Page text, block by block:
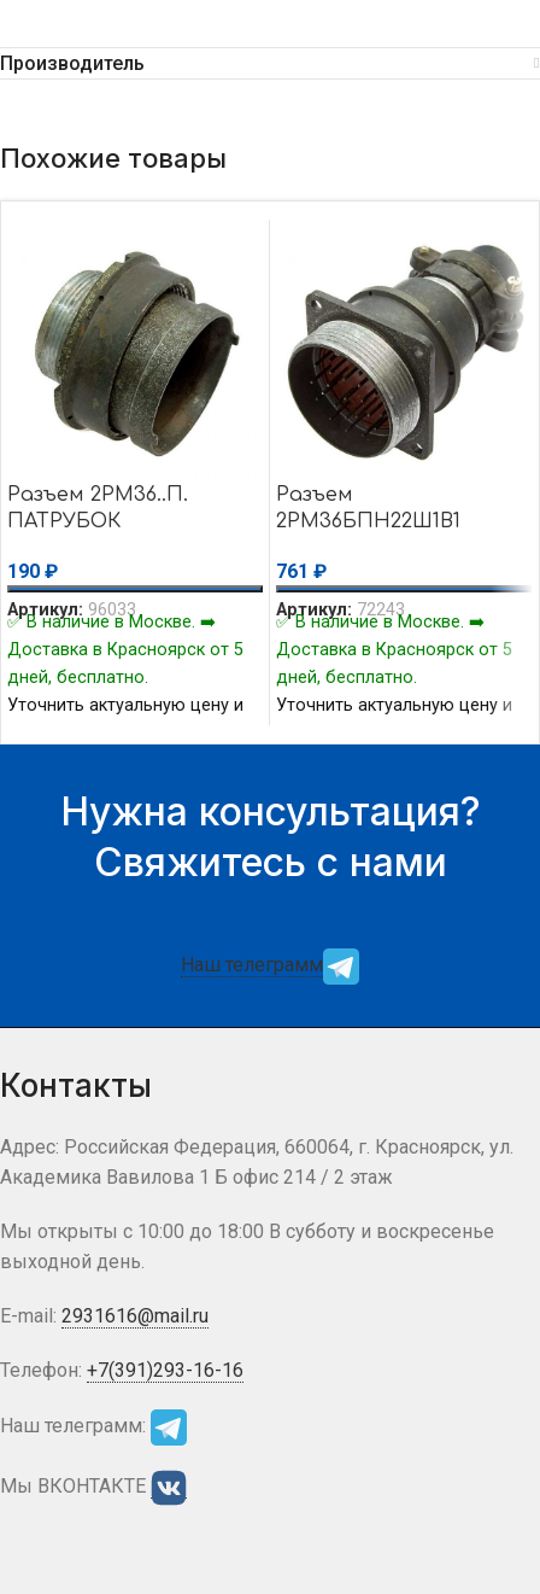
Производитель
Похожие товары
Разъем 2РМ36..П.
ПАТРУБОК
190 ₽
Артикул: 96033
✅ В наличие в Москве. ➡️
Доставка в Красноярск от 5
дней, бесплатно.
Уточнить актуальную цену и
Разъем
2РМ36БПН22Ш1В1
761 ₽
Артикул: 72243
✅ В наличие в Москве. ➡️
Доставка в Красноярск от 5
дней, бесплатно.
Уточнить актуальную цену и
Нужна консультация?
Свяжитесь с нами
Наш телеграмм
Контакты
Адрес: Российская Федерация, 660064, г. Красноярск, ул.
Академика Вавилова 1 Б офис 214 / 2 этаж
Мы открыты с 10:00 до 18:00 В субботу и воскресенье
выходной день.
E-mail: 2931616@mail.ru
Телефон: +7(391)293-16-16
Наш телеграмм:
Мы ВКОНТАКТЕ